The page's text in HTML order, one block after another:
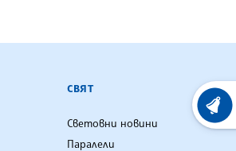
АГЕНЦИЯ
СВЯТ
Световни новини
Паралели